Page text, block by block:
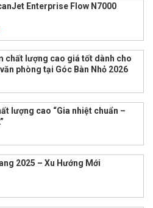
Enterprise Flow N7000
chất lượng cao giá tốt dành cho
phòng tại Góc Bàn Nhỏ 2026
lượng cao “Gia nhiệt chuẩn –
2025 – Xu Hướng Mới